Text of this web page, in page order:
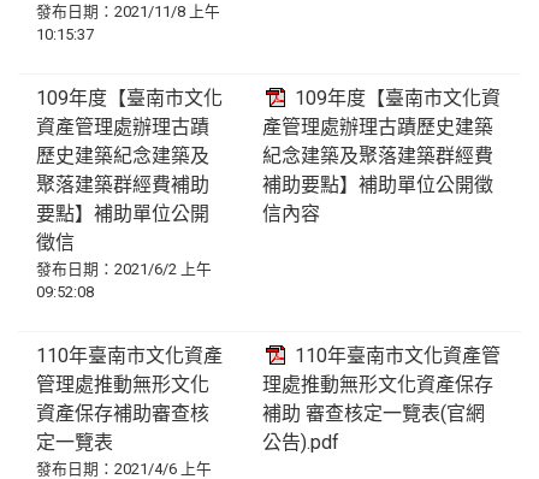
發布日期：2021/11/8 上午
10:15:37
109年度【臺南市文化
資產管理處辦理古蹟
歷史建築紀念建築及
聚落建築群經費補助
要點】補助單位公開
徵信
發布日期：2021/6/2 上午
09:52:08
109年度【臺南市文化資
產管理處辦理古蹟歷史建築
紀念建築及聚落建築群經費
補助要點】補助單位公開徵
信內容
110年臺南市文化資產
管理處推動無形文化
資產保存補助審查核
定一覽表
發布日期：2021/4/6 上午
110年臺南市文化資產管
理處推動無形文化資產保存
補助 審查核定一覽表(官網
公告).pdf